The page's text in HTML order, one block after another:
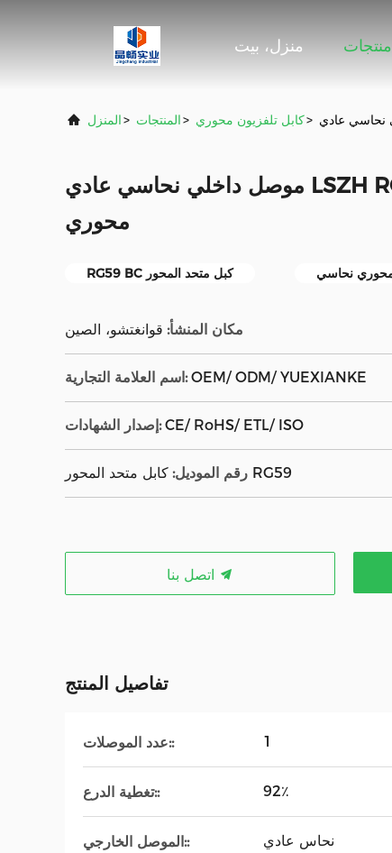
منزل، بيت منتجات
المنزل> المنتجات> كابل تلفزيون محوري>
موصل داخلي نحاسي عادي LSZH RG59 قبل الميلاد كابل
محوري
RG59 BC كبل متحد المحور
مكان المنشأ: قوانغتشو، الصين
اسم العلامة التجارية: OEM/ ODM/ YUEXIANKE
إصدار الشهادات: CE/ RoHS/ ETL/ ISO
رقم الموديل: كابل متحد المحور RG59
تفاصيل المنتج
عدد الموصلات:: 1
تغطية الدرع:: 92٪
الموصل الخارجي:: نحاس عادي